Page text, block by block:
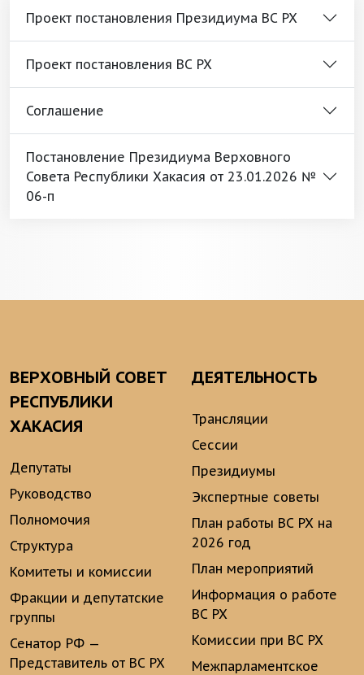
Проект постановления Президиума ВС РХ
Проект постановления ВС РХ
Соглашение
Постановление Президиума Верховного
Совета Республики Хакасия от 23.01.2026 №
06-п
ВЕРХОВНЫЙ СОВЕТ
РЕСПУБЛИКИ
ХАКАСИЯ
Депутаты
Руководство
Полномочия
Структура
Комитеты и комиссии
Фракции и депутатские
группы
Сенатор РФ —
Представитель от ВС РХ
ДЕЯТЕЛЬНОСТЬ
Трансляции
Сессии
Президиумы
Экспертные советы
План работы ВС РХ на
2026 год
План мероприятий
Информация о работе
ВС РХ
Комиссии при ВС РХ
Межпарламентское